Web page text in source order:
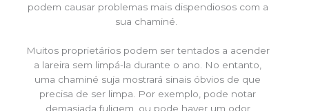
podem causar problemas mais dispendiosos com a
sua chaminé.
Muitos proprietários podem ser tentados a acender
a lareira sem limpá-la durante o ano. No entanto,
uma chaminé suja mostrará sinais óbvios de que
precisa de ser limpa. Por exemplo, pode notar
demasiada fuligem, ou pode haver um odor